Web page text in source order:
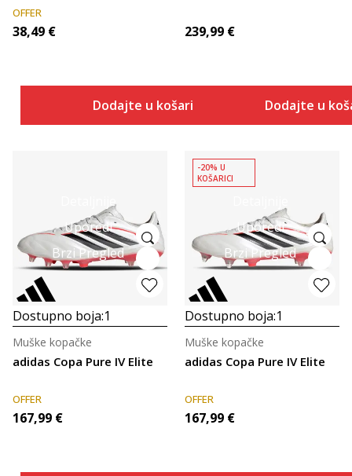
OFFER
38,49 €
Dodajte u košaricu
239,99 €
Dodajte u
Detaljnije
Uporedi
Brzi Pregled
Dostupno boja:1
adidas Copa Pure IV Elite
Muške kopačke
OFFER
167,99 €
Uporedi
Brzi Pregled
-20% U
KOŠARICI
Dostupno boja:1
adidas Copa Pure IV Elite
Muške kopačke
OFFER
167,99 €